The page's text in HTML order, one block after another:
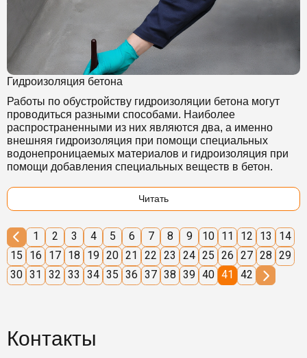
Гидроизоляция бетона
Работы по обустройству гидроизоляции бетона могут
проводиться разными способами. Наиболее
распространенными из них являются два, а именно
внешняя гидроизоляция при помощи специальных
водонепроницаемых материалов и гидроизоляция при
помощи добавления специальных веществ в бетон.
Читать
1 2 3 4 5 6 7 8 9 10 11 12 13
14
15
16 17 18 19 20 21 22 23 24 25 26 27 28 29
30 31 32 33 34 35 36 37 38 39 40 41 42
Контакты